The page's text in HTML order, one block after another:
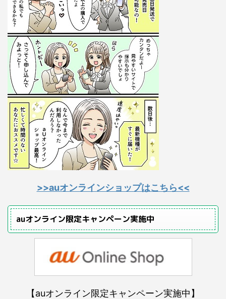
>>auオンラインショップはこちら<<
auオンライン限定キャンペーン実施中
【auオンライン限定キャンペーン実施中】